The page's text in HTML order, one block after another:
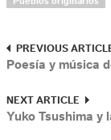
PREVIOUS
Poesía y música
NEXT ARTICLE
Yuko Tsushima y